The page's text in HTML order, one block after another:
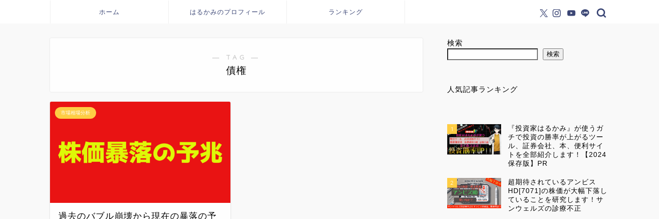
ホーム はるかみのプロフィール ランキング
― TAG ―
債権
市場相場分析
過去のバブル崩壊から現在の暴落の予
検索
検索
人気記事ランキング
1
『投資家はるかみ』が使うガ
チで投資の勝率が上がるツー
ル、証券会社、本、便利サイ
トを全部紹介します！【2024
保存版】PR
2
超期待されているアンビス
HD[7071]の株価が大幅下落し
ていることを研究します！サ
ンウェルズの診療不正